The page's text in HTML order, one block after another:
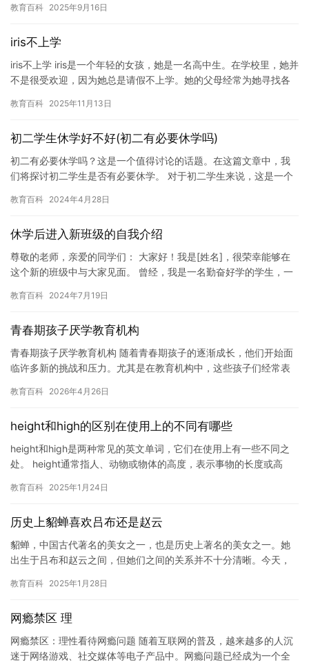
获得…
教育百科 2025年9月16日
iris不上学
iris不上学 iris是一个年轻的女孩，她是一名高中生。在学校里，她并
不是很受欢迎，因为她总是请假不上学。她的父母经常为她寻找各
教育百科 2025年11月13日
初二学生休学好不好(初二有必要休学吗)
初二有必要休学吗？这是一个值得讨论的话题。在这篇文章中，我
们将探讨初二学生是否有必要休学。 对于初二学生来说，这是一个
学校…
教育百科 2024年4月28日
休学后进入新班级的自我介绍
尊敬的老师，亲爱的同学们： 大家好！我是[姓名]，很荣幸能够在
这个新的班级中与大家见面。 曾经，我是一名勤奋好学的学生，一
教育百科 2024年7月19日
青春期孩子厌学教育机构
青春期孩子厌学教育机构 随着青春期孩子的逐渐成长，他们开始面
临许多新的挑战和压力。尤其是在教育机构中，这些孩子们经常表
子…
教育百科 2026年4月26日
height和high的区别在使用上的不同有哪些
height和high是两种常见的英文单词，它们在使用上有一些不同之
处。 height通常指人、动物或物体的高度，表示事物的长度或高
教育百科 2025年1月24日
历史上貂蝉喜欢吕布还是赵云
貂蝉，中国古代著名的美女之一，也是历史上著名的美女之一。她
出生于吕布和赵云之间，但她们之间的关系并不十分清晰。今天，
名的…
教育百科 2025年1月28日
网瘾禁区 理
网瘾禁区：理性看待网瘾问题 随着互联网的普及，越来越多的人沉
迷于网络游戏、社交媒体等电子产品中。网瘾问题已经成为一个全